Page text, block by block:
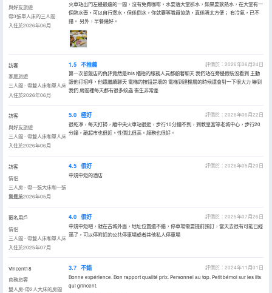
與好友旅遊
帶3張單人床的三人間
入住於2026年06月
火車站出門左邊最遠的一間，沒有免費咖啡，水要落大堂斟水，如果要飲熱水，在大堂有一
個熱水壺，可以自行煲水，但係倒水，你就要等職員協助，真係唔太方便； 有冷氣，已不
錯。 另外，早餐幾好。
訪客
家庭旅遊
三人間 - 帶雙人床和單人床
入住於2026年06月
1.5 不推薦
評價於：2026年06月24日
第一次留飯店的負評竟然是ibis 櫃枱的服務人員都顧著聊天 我們站在旁邊假裝沒看到 主動
跟他打招呼，他還繼續聊天 電梯的按鈕是壞的 電梯到達樓層的時候還會對一下很大力 嚇到
我們 房間裡每天都有很多蚊蟲 衞生非常差
訪客
與好友旅遊
三人間 - 帶雙人床和單人床
入住於2026年06月
5.0 極好
評價於：2026年06月22日
很乾凈，每天打掃，離中央火車站很近，步行10分鐘不到，到教皇宮等老城中心，步行20
分鐘，離超市也很近。性價比很高。服務也很好。
訪客
情侶
三人房 - 帶一張大床和一張
雙層床
入住於2026年05月
4.5 很好
評價於：2026年05月20日
中規中矩的酒店
匿名用戶
情侶
三人間 - 帶雙人床和單人床
入住於2025年07月
4.0 很好
評價於：2025年07月26日
中規中矩吧，就在古城外面，地址位置還不錯，停車場需要提前預訂，當天去很有可能已經
滿了，可以停附近的公共停車場或者其他私人停車場
Vincent18
商務旅客
雙人房-帶2人大床的房間
3.7 不錯
評價於：2024年11月01日
Bonne expérience. Bon rapport qualité prix. Personnel au top. Petit bémol sur les lits
qui grincent.